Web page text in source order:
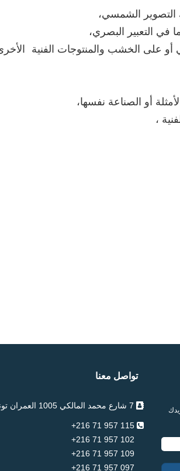
الشمسي،
في التعبير البصري،
على الخشب والمنتوجات الفنية الأخرى
أو الصناعة نفسها،
،
تواصل معنا
115 957 71 216+
109 957 71 216+